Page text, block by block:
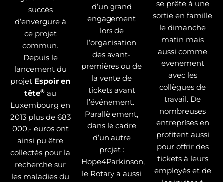
succès
d’envergure à
ce projet
commun.
Depuis le
lancement du
projet Espoir en
tête® au
Luxembourg en
2013 plus de 683
000,- euros ont
ainsi pu être
collectés pour la
recherche sur
les maladies du
d’un grand
engagement
lors de
l’organisation
des avant-
premières ou de
la vente de
tickets avant
l’événement.
Parallèlement,
dans le cadre
d’un autre
projet :
Hope4Parkinson,
le Rotary a aussi
se prête à une
sortie en famille
le dimanche
matin mais
aussi comme
événement
avec les
collègues de
travail. De
nombreuses
entreprises en
profitent aussi
pour offrir des
tickets à leurs
employés et de